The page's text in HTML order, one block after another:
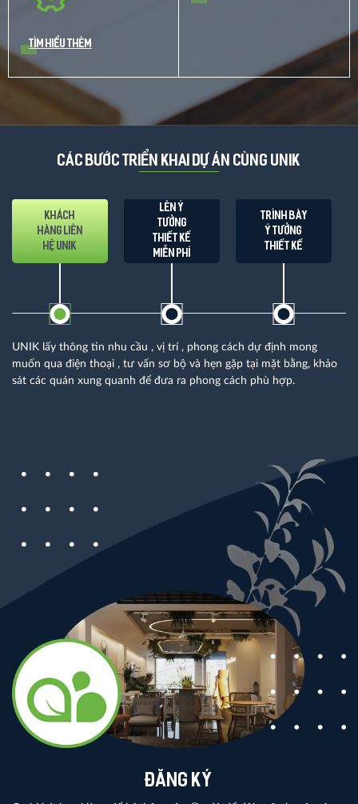
Tìm hiểu thêm
CÁC BƯỚC TRIỂN KHAI DỰ ÁN CÙNG UNIK
Khách
hàng liên
hệ UNIK
Lên ý
tưởng
thiết kế
Miễn Phí
Trình bày
ý tưởng
thiết kế
UNIK lấy thông tin nhu cầu , vị trí , phong cách dự định mong
muốn qua điện thoại , tư vấn sơ bộ và hẹn gặp tại mặt bằng, khảo
sát các quán xung quanh để đưa ra phong cách phù hợp.
ĐĂNG KÝ